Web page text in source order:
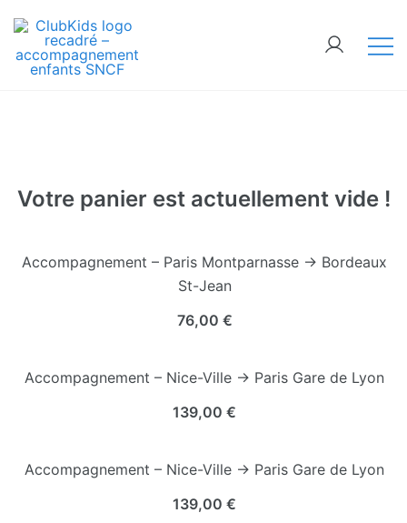
content
Votre panier est actuellement vide !
Accompagnement – Paris Montparnasse → Bordeaux
St-Jean
76,00 €
Accompagnement – Nice-Ville → Paris Gare de Lyon
139,00 €
Accompagnement – Nice-Ville → Paris Gare de Lyon
139,00 €
🚨 Nos accompagnements sont pris d’assaut.
Réservez dès maintenant !